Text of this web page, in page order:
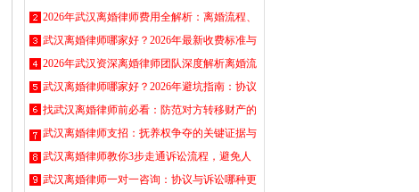
割，子女抚养权归属判定标准，协议离婚与诉
讼离婚全流程指南2026-08-08
2026年武汉离婚律师费用全解析：离婚流程、
财产分割及子女抚养权争夺一站式避坑指南
2026-08-07
武汉离婚律师哪家好？2026年最新收费标准与
协议离婚流程指南，专业处理财产抚养权纠纷
2026-08-06
2026年武汉资深离婚律师团队深度解析离婚流
程、财产分割与子女抚养权归属，免费咨询获
取实用策略2026-08-05
武汉离婚律师哪家好？2026年避坑指南：协议
离婚与诉讼离婚费用标准、找律师的5个关键
点必看2026-08-04
找武汉离婚律师前必看：防范对方转移财产的
紧急措施2026-08-02
武汉离婚律师支招：抚养权争夺的关键证据与
谈判技巧2026-08-01
武汉离婚律师教你3步走通诉讼流程，避免人
财两空2026-07-31
武汉离婚律师一对一咨询：协议与诉讼哪种更